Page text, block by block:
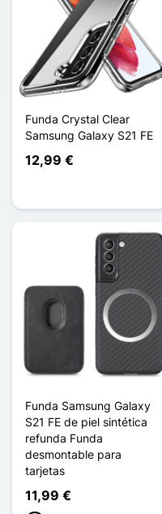
Funda Crystal Clear
Samsung Galaxy S21 FE
12,99 €
Funda Samsung Galaxy
S21 FE de piel sintética
refunda Funda
desmontable para
tarjetas
11,99 €